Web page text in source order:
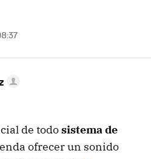
de todosistema de
ofrecer un sonido